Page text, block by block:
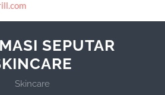
SEPUTAR
Skincare